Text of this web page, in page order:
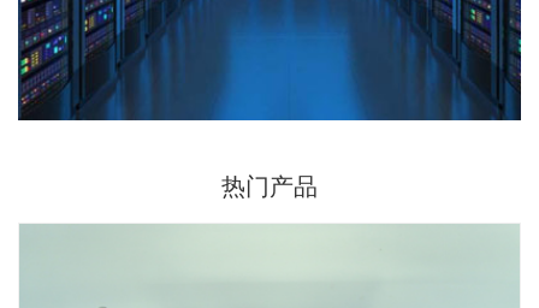
国际上先进..
热门产品